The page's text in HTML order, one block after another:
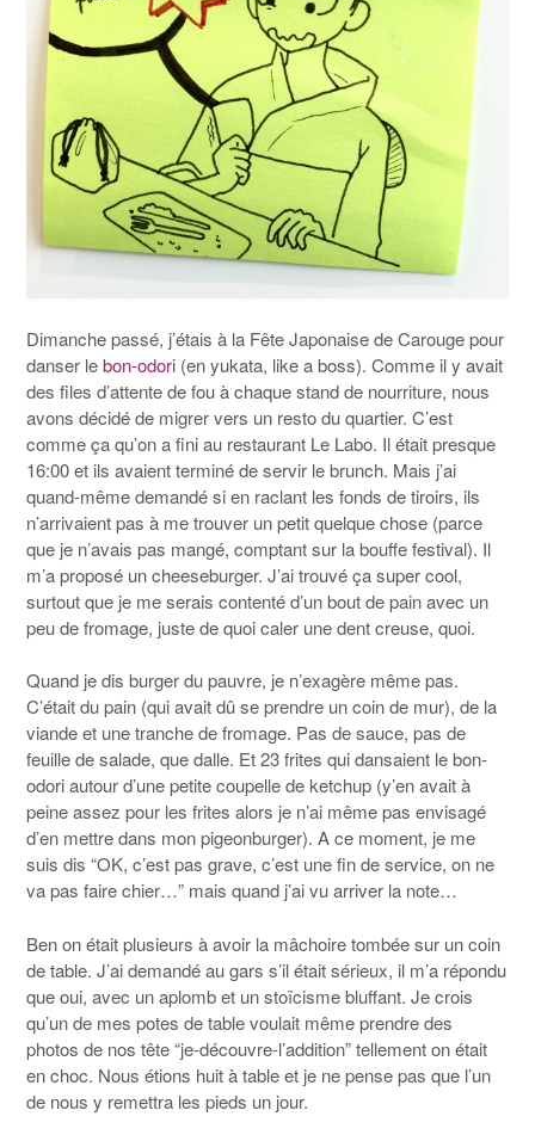
Dimanche passé, j’étais à la Fête Japonaise de Carouge pour
danser lebon-odori (en yukata, like a boss). Comme il y avait
des files d’attente de fou à chaque stand de nourriture, nous
avons décidé de migrer vers un resto du quartier. C’est
comme ça qu’on a fini au restaurant Le Labo. Il était presque
16:00 et ils avaient terminé de servir le brunch. Mais j’ai
quand-même demandé si en raclant les fonds de tiroirs, ils
n’arrivaient pas à me trouver un petit quelque chose (parce
que je n’avais pas mangé, comptant sur la bouffe festival). Il
m’a proposé un cheeseburger. J’ai trouvé ça super cool,
surtout que je me serais contenté d’un bout de pain avec un
peu de fromage, juste de quoi caler une dent creuse, quoi.
Quand je dis burger du pauvre, je n’exagère même pas.
C’était du pain (qui avait dû se prendre un coin de mur), de la
viande et une tranche de fromage. Pas de sauce, pas de
feuille de salade, que dalle. Et 23 frites qui dansaient le bon-
odori autour d’une petite coupelle de ketchup (y’en avait à
peine assez pour les frites alors je n’ai même pas envisagé
d’en mettre dans mon pigeonburger). A ce moment, je me
suis dis “OK, c’est pas grave, c’est une fin de service, on ne
va pas faire chier…” mais quand j’ai vu arriver la note…
Ben on était plusieurs à avoir la mâchoire tombée sur un coin
de table. J’ai demandé au gars s’il était sérieux, il m’a répondu
que oui, avec un aplomb et un stoïcisme bluffant. Je crois
qu’un de mes potes de table voulait même prendre des
photos de nos tête “je-découvre-l’addition” tellement on était
en choc. Nous étions huit à table et je ne pense pas que l’un
de nous y remettra les pieds un jour.